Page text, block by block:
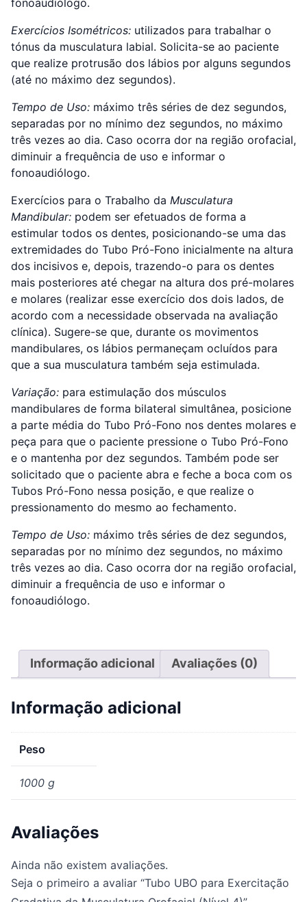
Exercícios Isométricos: utilizados para trabalhar o
tónus da musculatura labial. Solicita-se ao paciente
que realize protrusão dos lábios por alguns segundos
(até no máximo dez segundos).
Tempo de Uso: máximo três séries de dez segundos,
separadas por no mínimo dez segundos, no máximo
três vezes ao dia. Caso ocorra dor na região orofacial,
diminuir a frequência de uso e informar o
fonoaudiólogo.
Exercícios para o Trabalho da Musculatura
Mandibular: podem ser efetuados de forma a
estimular todos os dentes, posicionando-se uma das
extremidades do Tubo Pró-Fono inicialmente na altura
dos incisivos e, depois, trazendo-o para os dentes
mais posteriores até chegar na altura dos pré-molares
e molares (realizar esse exercício dos dois lados, de
acordo com a necessidade observada na avaliação
clínica). Sugere-se que, durante os movimentos
mandibulares, os lábios permaneçam ocluídos para
que a sua musculatura também seja estimulada.
Variação: para estimulação dos músculos
mandibulares de forma bilateral simultânea, posicione
a parte média do Tubo Pró-Fono nos dentes molares e
peça para que o paciente pressione o Tubo Pró-Fono
e o mantenha por dez segundos. Também pode ser
solicitado que o paciente abra e feche a boca com os
Tubos Pró-Fono nessa posição, e que realize o
pressionamento do mesmo ao fechamento.
Tempo de Uso: máximo três séries de dez segundos,
separadas por no mínimo dez segundos, no máximo
três vezes ao dia. Caso ocorra dor na região orofacial,
diminuir a frequência de uso e informar o
fonoaudiólogo.
Informação adicional Avaliações (0)
Informação adicional
Peso
1000 g
Avaliações
Ainda não existem avaliações.
Seja o primeiro a avaliar “Tubo UBO para Exercitação